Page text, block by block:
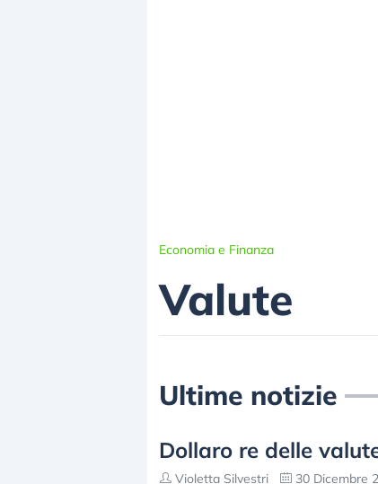
Economia e Finanza
Valute
Ultime notizie
Dollaro re delle
Violetta Silvestri 30 Dicembre